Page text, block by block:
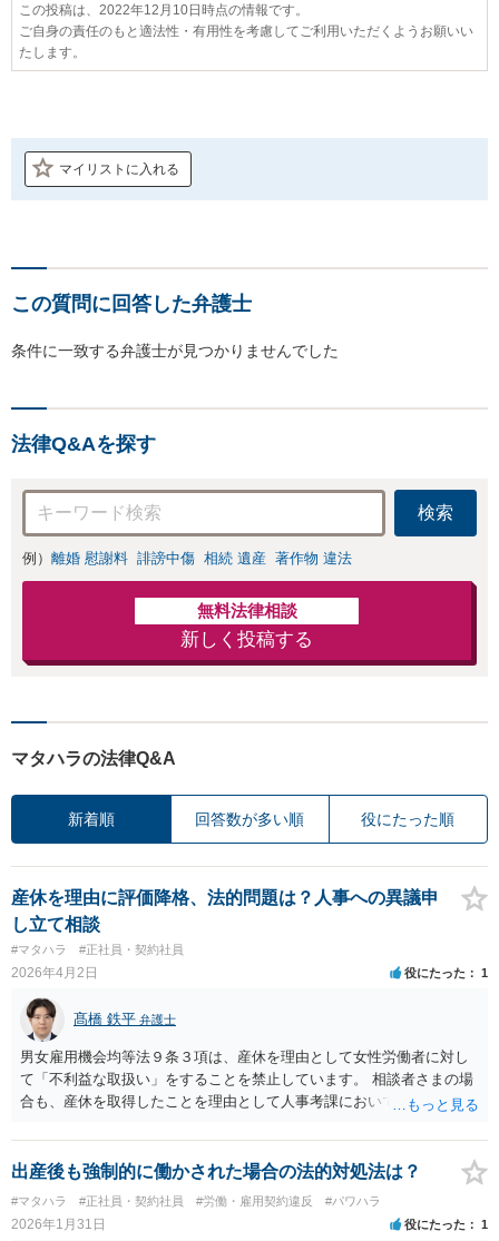
この投稿は、2022年12月10日時点の情報です。
ご自身の責任のもと適法性・有用性を考慮してご利用いただくようお願いい
たします。
マイリストに入れる
この質問に回答した弁護士
条件に一致する弁護士が見つかりませんでした
法律Q&Aを探す
検索
例） 離婚 慰謝料 誹謗中傷 相続 遺産 著作物 違法
無料法律相談
新しく投稿する
マタハラの法律Q&A
新着順 回答数が多い順 役にたった順
産休を理由に評価降格、法的問題は？人事への異議申
し立て相談
#マタハラ #正社員・契約社員
2026年4月2日 役にたった 1
髙橋 鉄平 弁護士
男女雇用機会均等法９条３項は、産休を理由として女性労働者に対し
て「不利益な取扱い」をすることを禁止しています。 相談者さまの場
合も、産休を取得したことを理由として人事考課において評価を下げ
取扱い」に該当すると考えられます。 したがって、社内の苦情受付窓
口や各都道府県の労働局に対して、産休を理由に不利益な取扱いをさ
出産後も強制的に働かされた場合の法的対処法は？
#マタハラ #正社員・契約社員 #労働・雇用契約違反 #パワハラ
2026年1月31日 役にたった 1